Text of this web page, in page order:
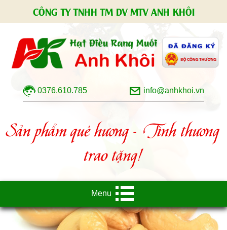
CÔNG TY TNHH TM DV MTV ANH KHÔI
0376.610.785 info@anhkhoi.vn
Sản phẩm quê hương - Tình thương
trao tặng!
Menu